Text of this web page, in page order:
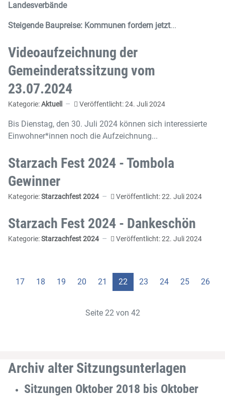
Landesverbände
Steigende Baupreise: Kommunen fordern jetzt...
Videoaufzeichnung der
Gemeinderatssitzung vom
23.07.2024
Kategorie:Aktuell Veröffentlicht: 24. Juli 2024
Bis Dienstag, den 30. Juli 2024 können sich interessierte
Einwohner*innen noch die Aufzeichnung...
Starzach Fest 2024 - Tombola
Gewinner
Kategorie:Starzachfest 2024 Veröffentlicht: 22. Juli 2024
Starzach Fest 2024 - Dankeschön
Kategorie:Starzachfest 2024 Veröffentlicht: 22. Juli 2024
17 18 19 20 21 22 23 24 25 26
Seite 22 von 42
Archiv alter Sitzungsunterlagen
Sitzungen Oktober 2018 bis Oktober